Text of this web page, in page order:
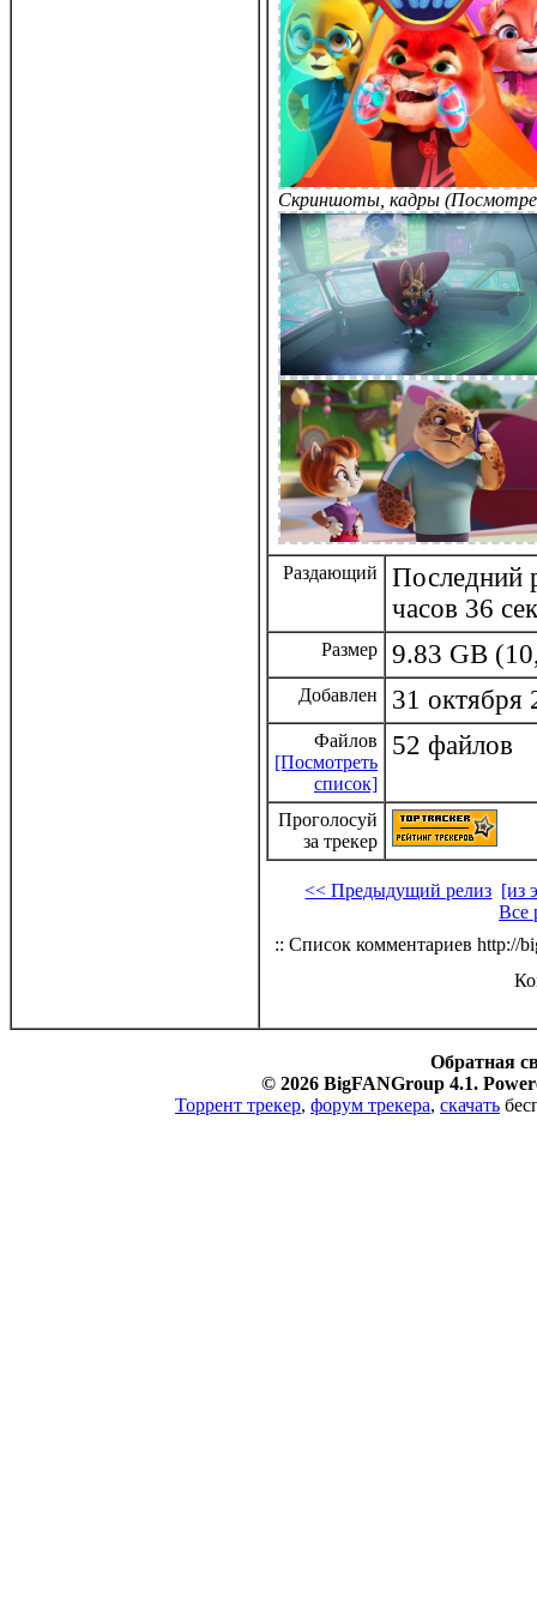
Скриншоты, кадры
Раздающий
Последний
часов 36
Размер 9.83 GB
Добавлен 31 октября
Файлов
[Посмотреть
список]
52 файлов
Проголосуй
за трекер
<< Предыдущий релиз [из
Все
:: Список комментариев http://
Обратная
© 2026 BigFANGroup 4.1.
Торрент трекер, форум трекера, скачать